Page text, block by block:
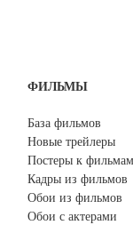
ФИЛЬМЫ
База фильмов
Новые трейлеры
Постеры к фильмам
Кадры из фильмов
Обои из фильмов
Обои с актерами